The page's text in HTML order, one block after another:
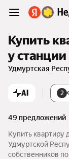
Купить
у
Удмуртская
AI 2
49 предложений
Купить квартиру
Удмуртской
собственников